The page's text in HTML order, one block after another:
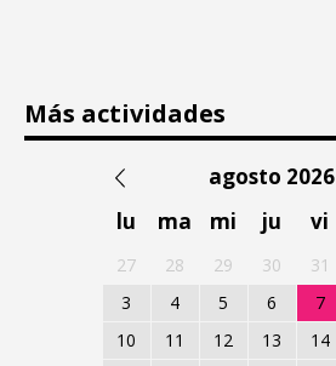
Más actividades
agosto 2026
lu
ma mi ju vi
27 28 29 30 31
3
4 5 6 7
10
11 12 13 14